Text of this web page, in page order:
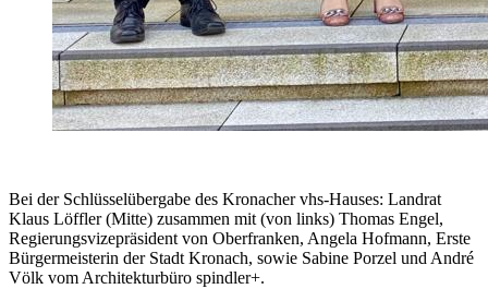
Bei der Schlüsselübergabe des Kronacher vhs-Hauses: Landrat
Klaus Löffler (Mitte) zusammen mit (von links) Thomas Engel,
Regierungsvizepräsident von Oberfranken, Angela Hofmann, Erste
Bürgermeisterin der Stadt Kronach, sowie Sabine Porzel und André
Völk vom Architekturbüro spindler+.